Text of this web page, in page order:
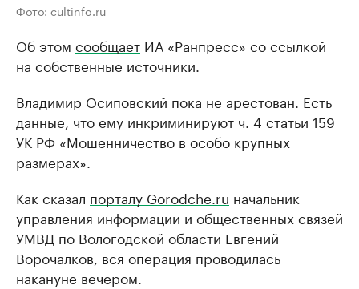
Фото: cultinfo.ru
Об этом сообщает ИА «Ранпресс» со ссылкой
на собственные источники.
Владимир Осиповский пока не арестован. Есть
данные, что ему инкриминируют ч. 4 статьи 159
УК РФ «Мошенничество в особо крупных
размерах».
Как сказал порталу Gorodche.ru начальник
управления информации и общественных связей
УМВД по Вологодской области Евгений
Ворочалков, вся операция проводилась
накануне вечером.